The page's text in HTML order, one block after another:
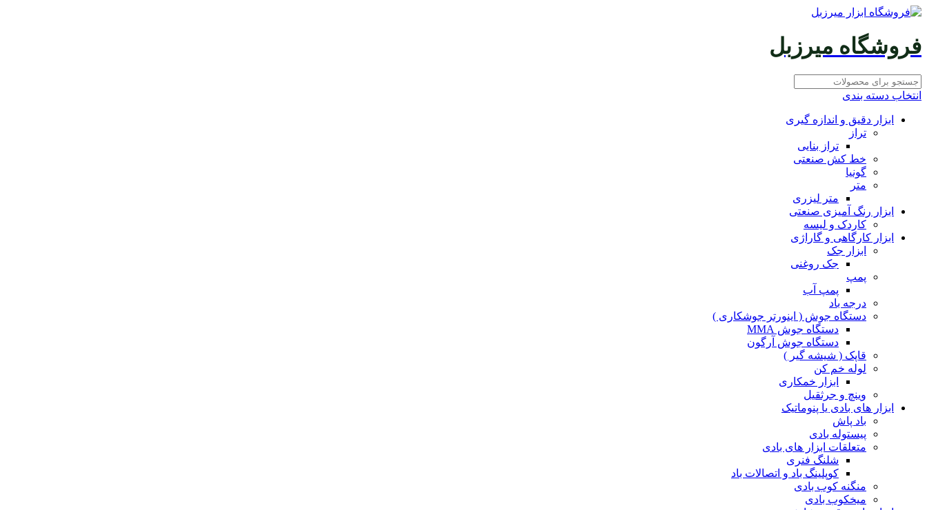
فروشگاه میرزبل
انتخاب دسته بندی
ابزار دقیق و اندازه گیری
تراز
تراز بنایی
خط کش صنعتی
گونیا
متر
متر لیزری
ابزار رنگ آمیزی صنعتی
کاردک و لیسه
ابزار کارگاهی و گاراژی
ابزار جک
جک روغنی
پمپ
پمپ آب
درجه باد
دستگاه جوش ( اینورتر جوشکاری )
دستگاه جوش MMA
دستگاه جوش آرگون
قاپک ( شیشه گیر )
لوله خم کن
ابزار خمکاری
وینچ و جرثقیل
ابزار های بادی یا پنوماتیک
باد پاش
پیستوله بادی
متعلقات ابزار های بادی
شلنگ فنری
کوپلینگ باد و اتصالات باد
منگنه کوب بادی
میخکوب بادی